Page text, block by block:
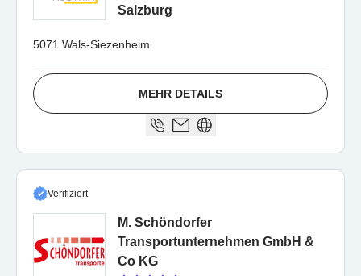
Salzburg
5071 Wals-Siezenheim
MEHR DETAILS
Verifiziert
M. Schöndorfer
Transportunternehmen GmbH &
Co KG